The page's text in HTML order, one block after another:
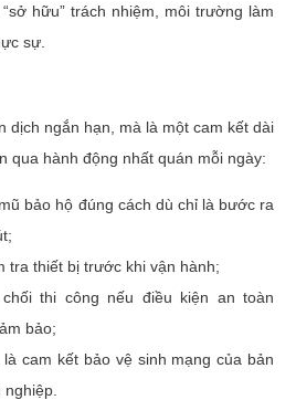
hữu” trách nhiệm, môi trường làm
sự.
dịch ngắn hạn, mà là một cam kết dài
qua hành động nhất quán mỗi ngày:
bảo hộ đúng cách dù chỉ là bước ra
tra thiết bị trước khi vận hành;
thi công nếu điều kiện an toàn
bảo;
cam kết bảo vệ sinh mạng của bản